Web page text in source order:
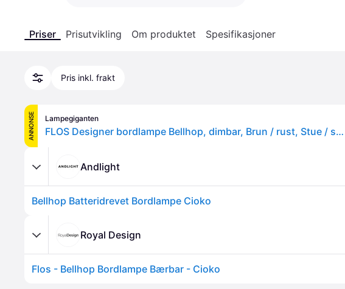
Priser Prisutvikling Om produktet Spesifikasjoner
Pris inkl. frakt
ANNONSE Lampegiganten
FLOS Designer bordlampe Bellhop, dimbar, Brun / rust, Stue / spisestue, Kunststoff, Design
Andlight
Bellhop Batteridrevet Bordlampe Cioko
Royal Design
Flos - Bellhop Bordlampe Bærbar - Cioko